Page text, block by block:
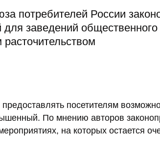
потребителей России
заведений общественного
посетителям
По мнению авторов
на которых остается